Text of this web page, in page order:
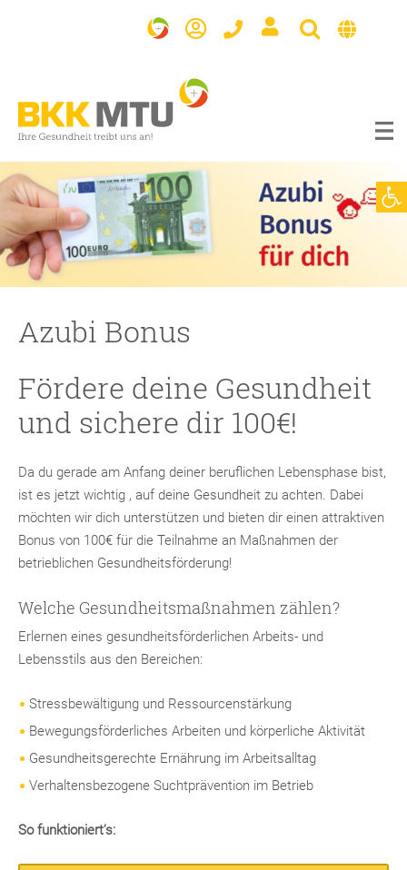
MTU
Azubi Bonus
Fördere deine Gesundheit
und sichere dir 100€!
Da du gerade am Anfang deiner beruflichen Lebensphase bist,
ist es jetzt wichtig , auf deine Gesundheit zu achten. Dabei
möchten wir dich unterstützen und bieten dir einen attraktiven
Bonus von 100€ für die Teilnahme an Maßnahmen der
betrieblichen Gesundheitsförderung!
Welche Gesundheitsmaßnahmen zählen?
Erlernen eines gesundheitsförderlichen Arbeits- und
Lebensstils aus den Bereichen:
Stressbewältigung und Ressourcenstärkung
Bewegungsförderliches Arbeiten und körperliche Aktivität
Gesundheitsgerechte Ernährung im Arbeitsalltag
Verhaltensbezogene Suchtprävention im Betrieb
So funktioniert’s: